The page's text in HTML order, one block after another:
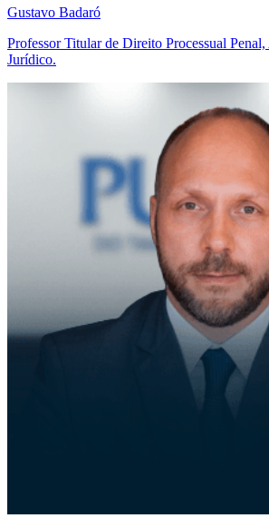
Gustavo Badaró
Professor Titular de Direito Processual
Jurídico.